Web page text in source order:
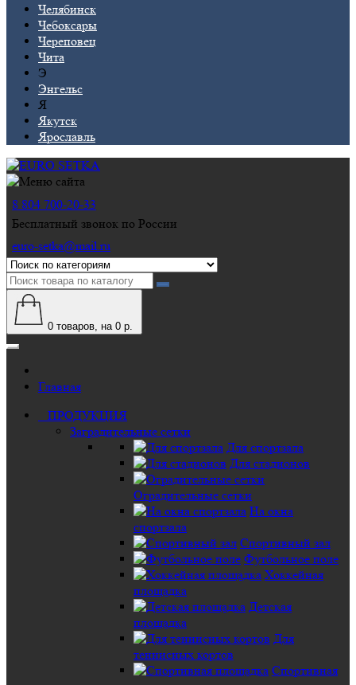
Челябинск
Чебоксары
Череповец
Чита
Э
Энгельс
Я
Якутск
Ярославль
8 804 700-20-33
Бесплатный звонок по России
euro-setka@mail.ru
0 товаров, на 0 р.
Главная
ПРОДУКЦИЯ
Заградительные сетки
Для спортзала
Для стадионов
Оградительные сетки
На окна
спортзала
Спортивный зал
Футбольное поле
Хоккейная
площадка
Детская
площадка
Для
теннисных кортов
Спортивная